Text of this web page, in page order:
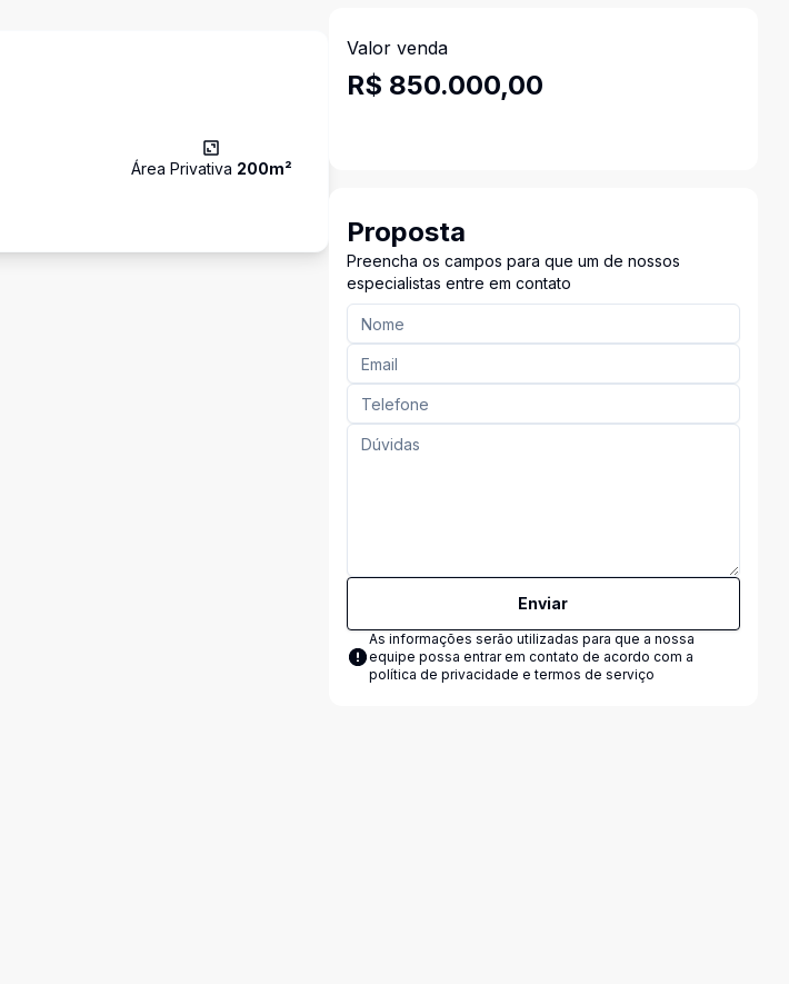
Área Privativa 200m²
Valor venda
R$ 850.000,00
Proposta
Preencha os campos para que um de nossos
especialistas entre em contato
Enviar
As informações serão utilizadas para que a nossa
equipe possa entrar em contato de acordo com a
política de privacidade e termos de serviço